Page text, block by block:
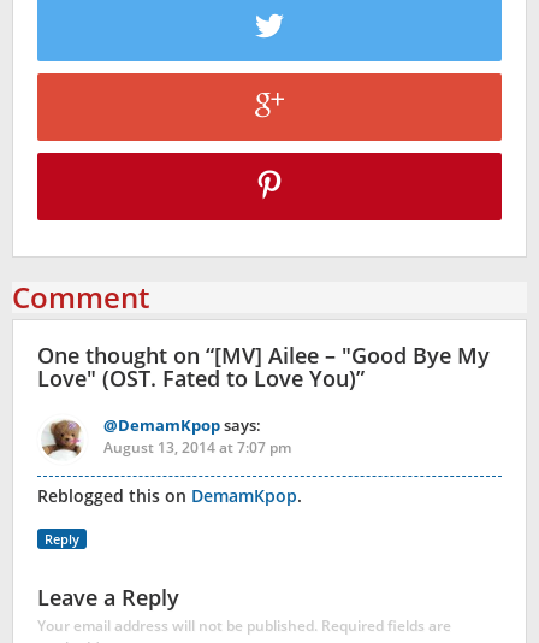
Comment
One thought on “[MV] Ailee – "Good Bye My
Love" (OST. Fated to Love You)”
@DemamKpopsays:
August 13, 2014 at 7:07 pm
Reblogged this on DemamKpop.
Reply
Leave a Reply
Your email address will not be published. Required fields are